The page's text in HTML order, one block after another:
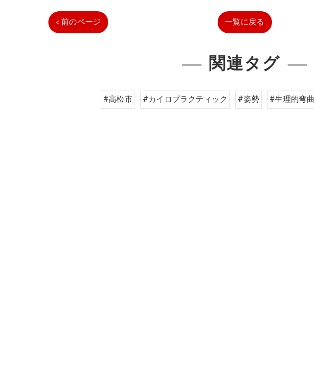
< 前のページ 一覧に戻る
関連タグ
#高松市 #カイロプラクティック #姿勢 #生理的弯曲